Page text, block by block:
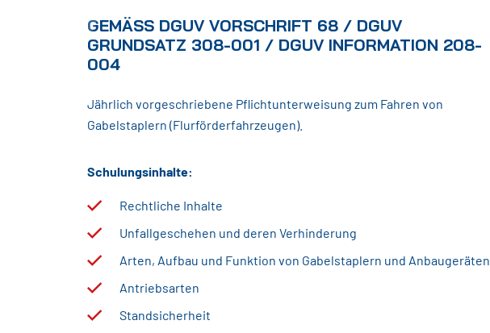
GEMÄSS DGUV VORSCHRIFT 68 / DGUV G
RUNDSATZ 308-001 / DGUV INFORMATION 208-0
04
Jährlich vorgeschriebene Pflichtunterweisung zum Fahren von
Gabelstaplern (Flurförderfahrzeugen).
Schulungsinhalte:
Rechtliche Inhalte
Unfallgeschehen und deren Verhinderung
Arten, Aufbau und Funktion von Gabelstaplern und Anbaugeräten
Antriebsarten
Standsicherheit